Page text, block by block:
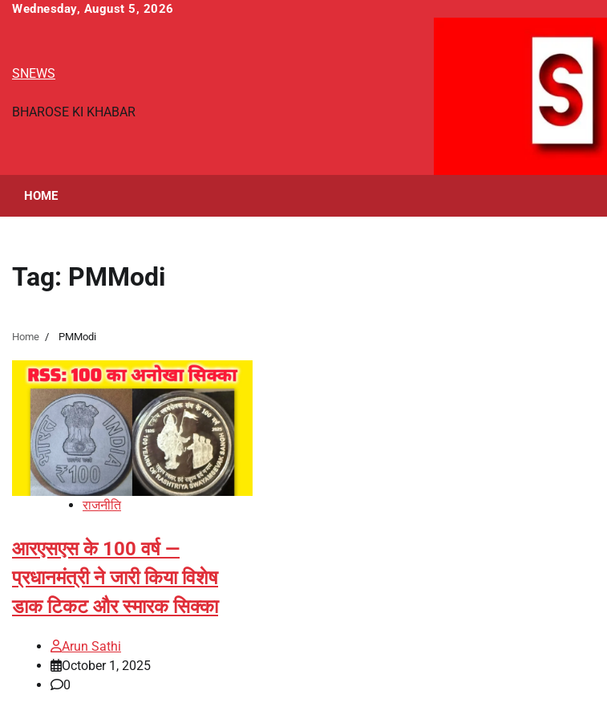
SkipWednesday, August 5, 2026
SNEWS
BHAROSE KI KHABAR
HOME
Tag: PMModi
Home PMModi
राजनीति
आरएसएस के 100 वर्ष —
प्रधानमंत्री ने जारी किया विशेष
डाक टिकट और स्मारक सिक्का
Arun Sathi
October 1, 2025
0